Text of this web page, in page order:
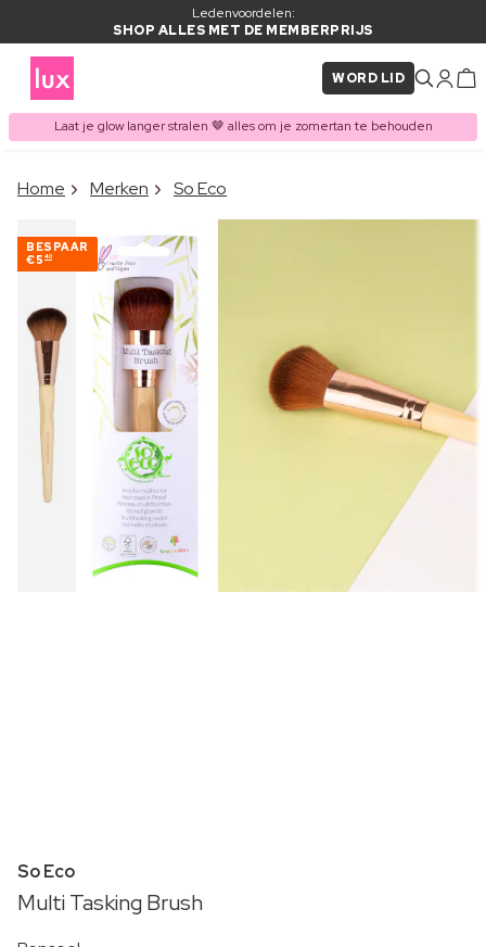
Ledenvoordelen:
SHOP ALLES MET DE MEMBERPRIJS
WORD LID
Laat je glow langer stralen 🤎 alles om je zomertan te behouden
ITEM TOEGEVOEGD AAN
WINKELMAND
Home Merken So Eco
BESPAAR
€5 40
So Eco
Multi Tasking Brush